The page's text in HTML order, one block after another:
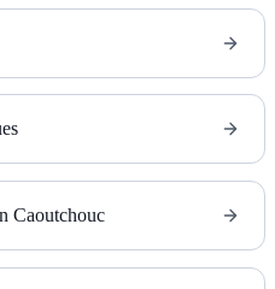
Caoutchouc